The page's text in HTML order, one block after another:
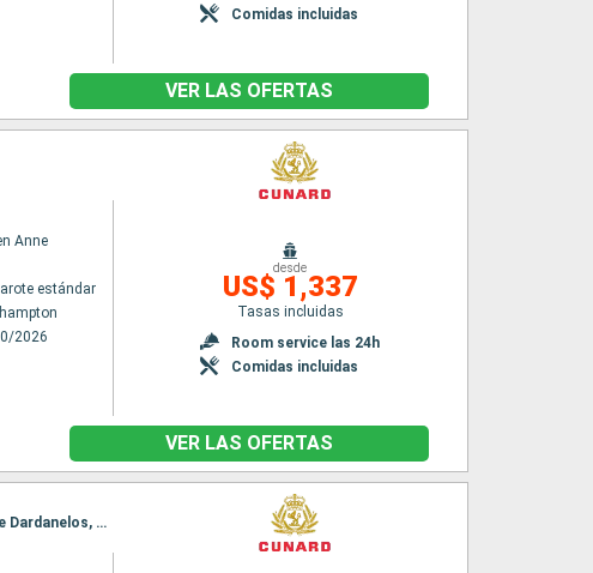
Comidas incluidas
VER LAS OFERTAS
Anne
estándar
2026
desde
US$ 1,337
Tasas incluidas
Room service las 24h
Comidas incluidas
VER LAS OFERTAS
Itinerario : Civitavecchia - Roma, Messina (estrecho), Rodas, Kusadasi, Estrecho de Dardanelos, Estambul